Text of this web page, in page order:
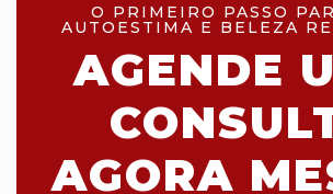
O PRIMEIRO PASSO
AUTOESTIMA E BELEZA
AGENDE
AGORA